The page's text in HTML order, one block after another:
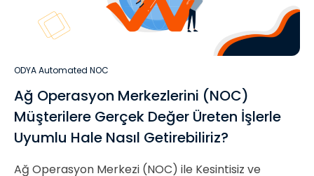
ODYA Automated NOC
Ağ Operasyon Merkezlerini (NOC)
Müşterilere Gerçek Değer Üreten İşlerle
Uyumlu Hale Nasıl Getirebiliriz?
Ağ Operasyon Merkezi (NOC) ile Kesintisiz ve